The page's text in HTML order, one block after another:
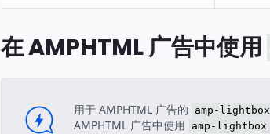
在 AMPHTML 广告中使用
用于 AMPHTML 广告的 amp-lightbox
AMPHTML 广告中使用
amp-lightbox